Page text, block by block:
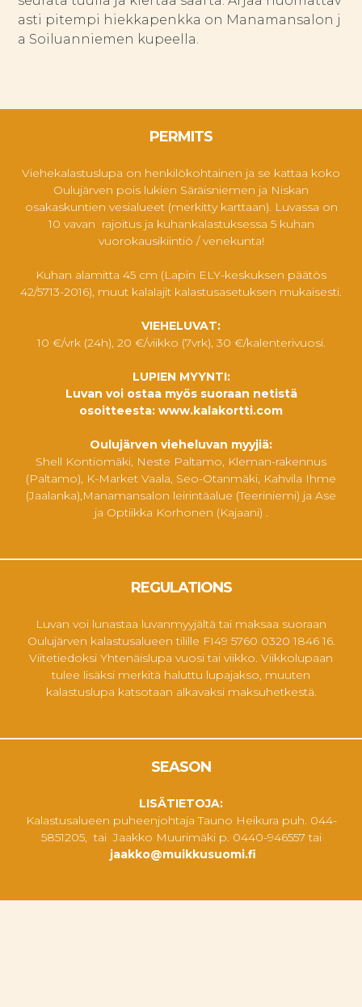
asti pitempi hiekkapenkka on Manamansalon j
a Soiluanniemen kupeella.
PERMITS
Viehekalastuslupa on henkilökohtainen ja se kattaa koko
Oulujärven pois lukien Säräisniemen ja Niskan
osakaskuntien vesialueet (merkitty karttaan). Luvassa on
10 vavan rajoitus ja kuhankalastuksessa 5 kuhan
vuorokausikiintiö / venekunta!
Kuhan alamitta 45 cm (Lapin ELY-keskuksen päätös
42/5713-2016), muut kalalajit kalastusasetuksen mukaisesti.
VIEHELUVAT:
10 €/vrk (24h), 20 €/viikko (7vrk), 30 €/kalenterivuosi.
LUPIEN MYYNTI:
Luvan voi ostaa myös suoraan netistä
osoitteesta: www.kalakortti.com
Oulujärven vieheluvan myyjiä:
Shell Kontiomäki, Neste Paltamo, Kleman-rakennus
(Paltamo), K-Market Vaala, Seo-Otanmäki, Kahvila Ihme
(Jaalanka),Manamansalon leirintäalue (Teeriniemi) ja Ase
ja Optiikka Korhonen (Kajaani) .
REGULATIONS
Luvan voi lunastaa luvanmyyjältä tai maksaa suoraan
Oulujärven kalastusalueen tilille FI49 5760 0320 1846 16.
Viitetiedoksi Yhtenäislupa vuosi tai viikko. Viikkolupaan
tulee lisäksi merkitä haluttu lupajakso, muuten
kalastuslupa katsotaan alkavaksi maksuhetkestä.
SEASON
LISÄTIETOJA:
Kalastusalueen puheenjohtaja Tauno Heikura puh. 044-
5851205, tai Jaakko Muurimäki p. 0440-946557 tai
jaakko@muikkusuomi.fi